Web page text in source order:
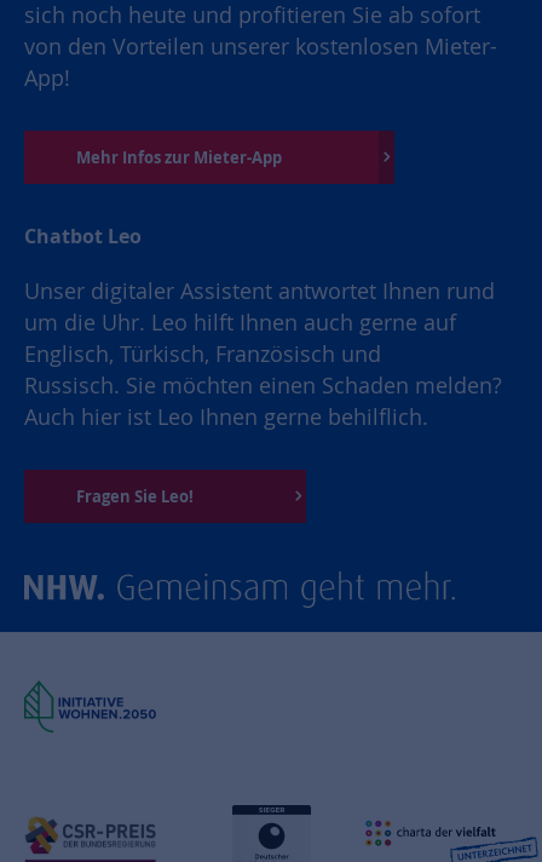
sich noch heute und profitieren Sie ab sofort
von den Vorteilen unserer kostenlosen Mieter-
App!
Mehr Infos zur Mieter-App
Chatbot Leo
Unser digitaler Assistent antwortet Ihnen rund
um die Uhr. Leo hilft Ihnen auch gerne auf
Englisch, Türkisch, Französisch und
Russisch. Sie möchten einen Schaden melden?
Auch hier ist Leo Ihnen gerne behilflich.
Fragen Sie Leo!